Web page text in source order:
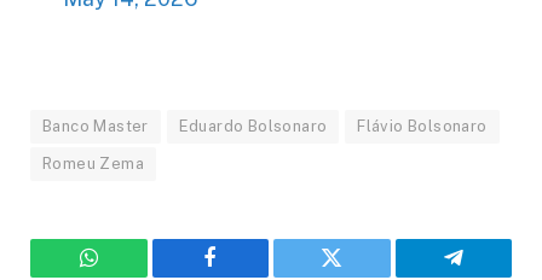
Banco Master Eduardo Bolsonaro Flávio Bolsonaro
Romeu Zema